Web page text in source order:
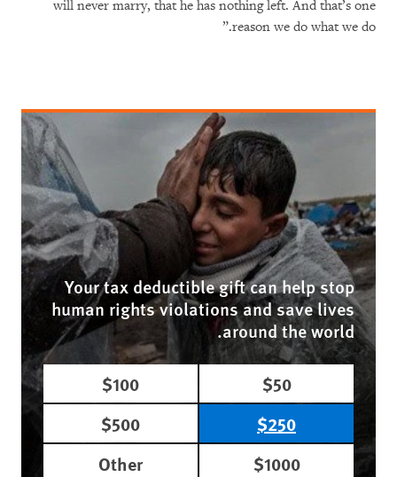
will never marry, that he has nothing left. And that’s one
reason we do what we do.”
Your tax deductible gift can help stop
human rights violations and save lives
around the world.
$50
$100
$250
$500
$1000
Other